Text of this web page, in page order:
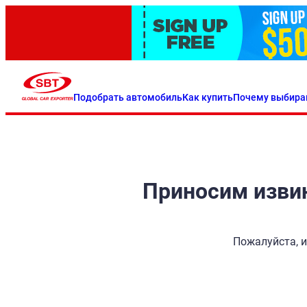
Подобрать автомобильКак купитьПочему
Приносим
Пожалуйста,